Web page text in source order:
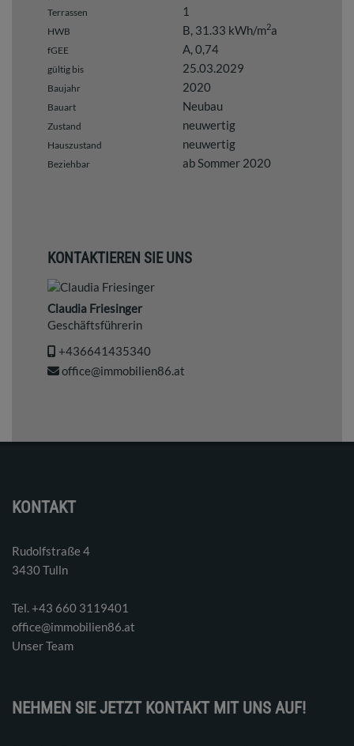
Terrassen 1
HWB B, 31.33 kWh/m2a
fGEE A, 0,74
gültig bis 25.03.2029
Baujahr 2020
Bauart Neubau
Zustand neuwertig
Hauszustand neuwertig
Beziehbar ab Sommer 2020
KONTAKTIEREN SIE UNS
Claudia Friesinger
Geschäftsführerin
+436641435340
office@immobilien86.at
KONTAKT
Rudolfstraße 4
3430 Tulln
Tel. ‭+43 660 3119401‬
office@immobilien86.at
Unser Team
NEHMEN SIE JETZT KONTAKT MIT UNS AUF!